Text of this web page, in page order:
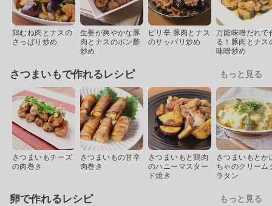
鶏むね肉とナスの
さっぱり炒め
生姜が爽やかな豚
肉とナスのポン酢
炒め
ピリ辛 豚肉とナス
のサッパリ炒め
万能味噌だれで
る！豚肉とナス
味噌炒め
さつまいもで作れるレシピ もっと見る
さつまいもチーズ
の肉巻き
さつまいもの甘辛
肉巻き
さつまいもと鶏肉
のハニーマスター
ド焼き
さつまいもとか
ちゃのクリーム
ラタン
卵で作れるレシピ もっと見る